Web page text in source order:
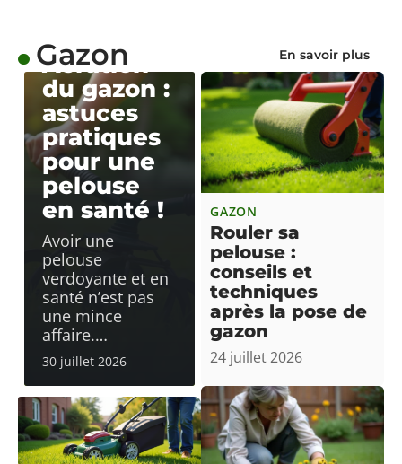
Gazon En savoir plus
Aération
du gazon :
astuces
pratiques
pour une
pelouse
en santé !
Avoir une
pelouse
verdoyante et en
santé n’est pas
une mince
affaire.…
30 juillet 2026
GAZON
Rouler sa
pelouse :
conseils et
techniques
après la pose de
gazon
24 juillet 2026